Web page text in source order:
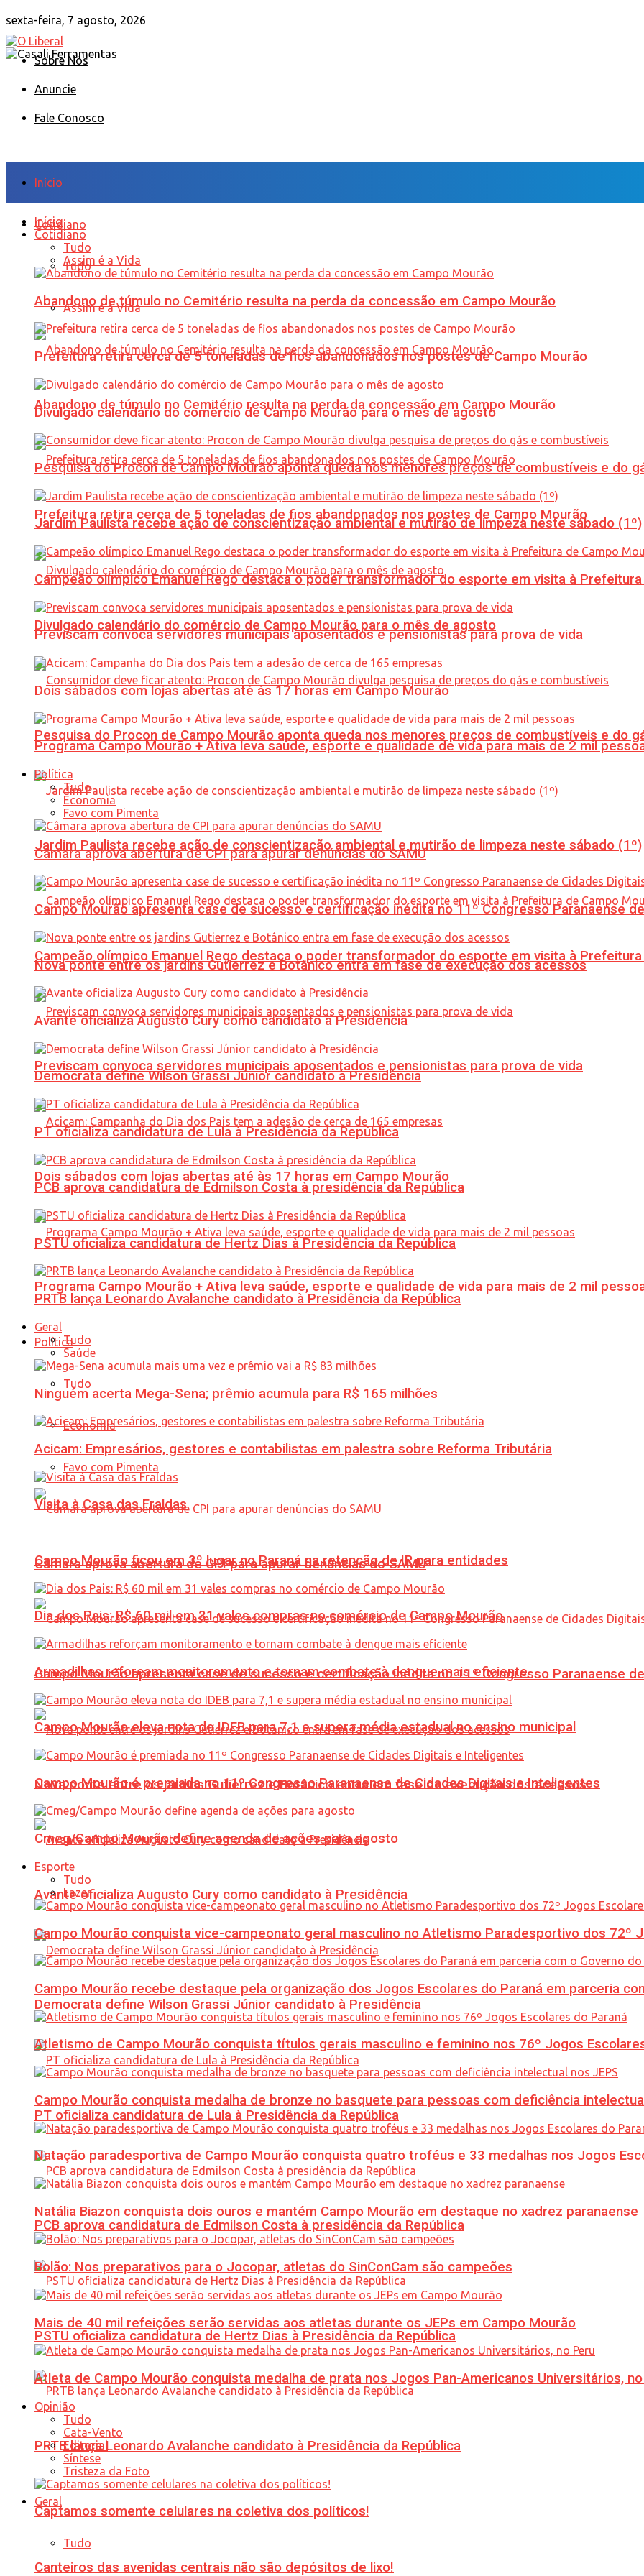
sexta-feira, 7 agosto, 2026
Sobre Nós
Anuncie
Fale Conosco
Início
Cotidiano
Tudo
Assim é a Vida
Abandono de túmulo no Cemitério resulta na perda da concessão em Campo Mourão
Prefeitura retira cerca de 5 toneladas de fios abandonados nos postes de Campo Mourão
Divulgado calendário do comércio de Campo Mourão para o mês de agosto
Pesquisa do Procon de Campo Mourão aponta queda nos menores preços de combustíveis e do
Jardim Paulista recebe ação de conscientização ambiental e mutirão de limpeza neste sábado (1º)
Campeão olímpico Emanuel Rego destaca o poder transformador do esporte em visita à
Previscam convoca servidores municipais aposentados e pensionistas para prova de vida
Dois sábados com lojas abertas até às 17 horas em Campo Mourão
Programa Campo Mourão + Ativa leva saúde, esporte e qualidade de vida para mais de 2 mil
Política
Tudo
Economia
Favo com Pimenta
Câmara aprova abertura de CPI para apurar denúncias do SAMU
Campo Mourão apresenta case de sucesso e certificação inédita no 11º Congresso Paranaense
Nova ponte entre os jardins Gutierrez e Botânico entra em fase de execução dos acessos
Avante oficializa Augusto Cury como candidato à Presidência
Democrata define Wilson Grassi Júnior candidato à Presidência
PT oficializa candidatura de Lula à Presidência da República
PCB aprova candidatura de Edmilson Costa à presidência da República
PSTU oficializa candidatura de Hertz Dias à Presidência da República
PRTB lança Leonardo Avalanche candidato à Presidência da República
Geral
Tudo
Início
Cotidiano
Tudo
Assim é a Vida
Abandono de túmulo no Cemitério resulta na perda da concessão em Campo Mourão
Prefeitura retira cerca de 5 toneladas de fios abandonados nos postes de Campo Mourão
Divulgado calendário do comércio de Campo Mourão para o mês de agosto
Pesquisa do Procon de Campo Mourão aponta queda nos menores preços de combustíveis e do
Jardim Paulista recebe ação de conscientização ambiental e mutirão de limpeza neste sábado (1º)
Campeão olímpico Emanuel Rego destaca o poder transformador do esporte em visita à
Previscam convoca servidores municipais aposentados e pensionistas para prova de vida
Dois sábados com lojas abertas até às 17 horas em Campo Mourão
Programa Campo Mourão + Ativa leva saúde, esporte e qualidade de vida para mais de 2 mil
Política
Tudo
Economia
Favo com Pimenta
Câmara aprova abertura de CPI para apurar denúncias do SAMU
Campo Mourão apresenta case de sucesso e certificação inédita no 11º Congresso Paranaense
Nova ponte entre os jardins Gutierrez e Botânico entra em fase de execução dos acessos
Avante oficializa Augusto Cury como candidato à Presidência
Democrata define Wilson Grassi Júnior candidato à Presidência
PT oficializa candidatura de Lula à Presidência da República
PCB aprova candidatura de Edmilson Costa à presidência da República
PSTU oficializa candidatura de Hertz Dias à Presidência da República
PRTB lança Leonardo Avalanche candidato à Presidência da República
Geral
Tudo
Saúde
Ninguém acerta Mega-Sena; prêmio acumula para R$ 165 milhões
Acicam: Empresários, gestores e contabilistas em palestra sobre Reforma Tributária
Visita à Casa das Fraldas
Campo Mourão ficou em 3º lugar no Paraná na retenção de IR para entidades
Dia dos Pais: R$ 60 mil em 31 vales compras no comércio de Campo Mourão
Armadilhas reforçam monitoramento e tornam combate à dengue mais eficiente
Campo Mourão eleva nota do IDEB para 7,1 e supera média estadual no ensino municipal
Campo Mourão é premiada no 11º Congresso Paranaense de Cidades Digitais e Inteligentes
Cmeg/Campo Mourão define agenda de ações para agosto
Esporte
Tudo
Lazer
Campo Mourão conquista vice-campeonato geral masculino no Atletismo Paradesportivo dos 72º
Campo Mourão recebe destaque pela organização dos Jogos Escolares do Paraná em parceria
Atletismo de Campo Mourão conquista títulos gerais masculino e feminino nos 76º Jogos
Campo Mourão conquista medalha de bronze no basquete para pessoas com deficiência
Natação paradesportiva de Campo Mourão conquista quatro troféus e 33 medalhas nos Jogos
Natália Biazon conquista dois ouros e mantém Campo Mourão em destaque no xadrez paranaense
Bolão: Nos preparativos para o Jocopar, atletas do SinConCam são campeões
Mais de 40 mil refeições serão servidas aos atletas durante os JEPs em Campo Mourão
Atleta de Campo Mourão conquista medalha de prata nos Jogos Pan-Americanos Universitários,
Opinião
Tudo
Cata-Vento
Editorial
Síntese
Tristeza da Foto
Captamos somente celulares na coletiva dos políticos!
Canteiros das avenidas centrais não são depósitos de lixo!